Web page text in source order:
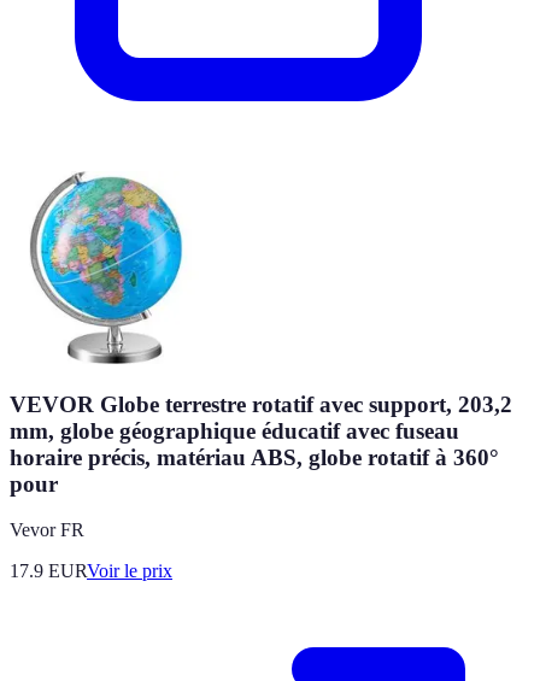
VEVOR Globe terrestre rotatif avec support, 203,2
mm, globe géographique éducatif avec fuseau
horaire précis, matériau ABS, globe rotatif à 360°
pour
Vevor FR
17.9 EURVoir le prix